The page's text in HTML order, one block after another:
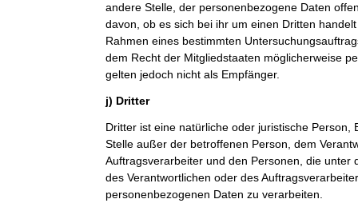
andere Stelle, der personenbezogene Daten
davon, ob es sich bei ihr um einen Dritten
Rahmen eines bestimmten
dem Recht der Mitgliedstaaten möglicherweise
gelten jedoch nicht als Empfänger.
j) Dritter
Dritter ist eine natürliche oder juristische Person,
Stelle außer der betroffenen Person, dem
Auftragsverarbeiter und den Personen, die unter
des Verantwortlichen oder des
personenbezogenen Daten zu verarbeiten.